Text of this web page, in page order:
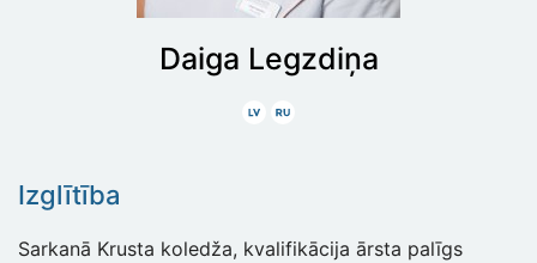
Daiga Legzdiņa
LatviskiKrieviski
Izglītība
Sarkanā Krusta koledža, kvalifikācija ārsta palīgs